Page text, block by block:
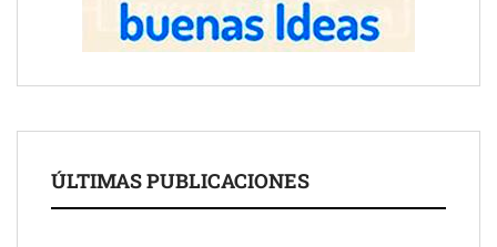
ÚLTIMAS PUBLICACIONES